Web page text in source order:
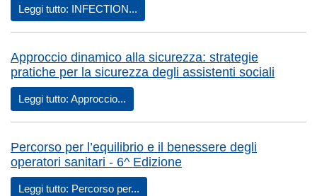
Leggi tutto: INFECTION...
Approccio dinamico alla sicurezza: strategie
pratiche per la sicurezza degli assistenti sociali
Leggi tutto: Approccio...
Percorso per l’equilibrio e il benessere degli
operatori sanitari - 6^ Edizione
Leggi tutto: Percorso per...